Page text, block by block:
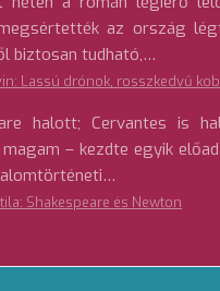
az ország
biztosan tudható,…
Lassú drónok, rosszkedvű
halott; Cervantes is
– kezdte egyik
Shakespeare és Newton